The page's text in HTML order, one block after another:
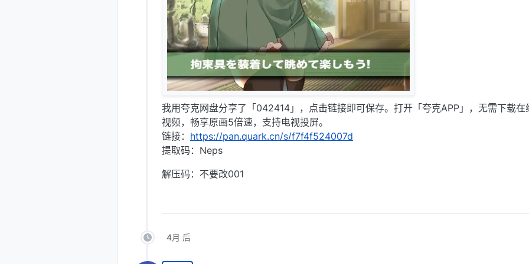
我用夸克网盘分享了「042414」，点击链接即可保存。打开「夸克APP」，无需下载在
视频，畅享原画5倍速，支持电视投屏。
链接： https://pan.quark.cn/s/f7f4f524007d
提取码：Neps
解压码：不要改001
4月 后